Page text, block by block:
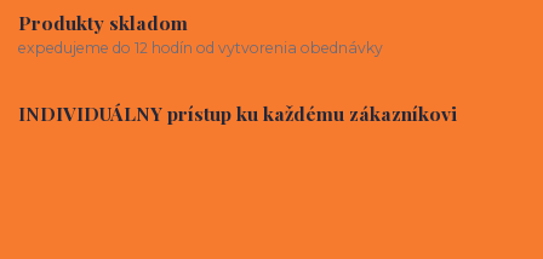
Produkty skladom
expedujeme do 12 hodín od vytvorenia obednávky
INDIVIDUÁLNY prístup ku každému zákazníkovi